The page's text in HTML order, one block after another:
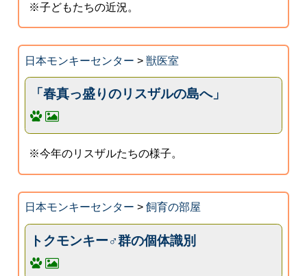
※子どもたちの近況。
日本モンキーセンター > 獣医室
「春真っ盛りのリスザルの島へ」
※今年のリスザルたちの様子。
日本モンキーセンター > 飼育の部屋
トクモンキー♂群の個体識別